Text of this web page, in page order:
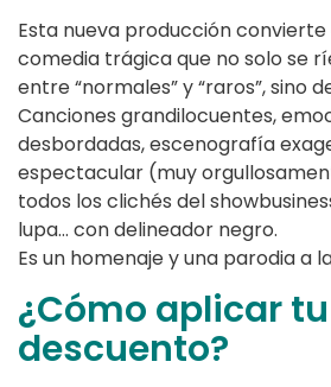
Esta nueva producción
comedia trágica que no solo se
entre “normales” y “raros”, sino
Canciones grandilocuentes,
desbordadas, escenografía
espectacular (muy
todos los clichés del
lupa… con delineador negro.
Es un homenaje y una parodia a
¿Cómo aplicar tu
descuento?